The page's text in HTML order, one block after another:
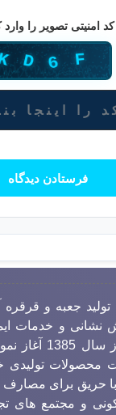
کد امنیتی تصویر را وارد
جعبه و
نشانی و خدمات
شماره 6754/7 )
محصولات تولیدی
حریق برای مصارف
و مجتمع های